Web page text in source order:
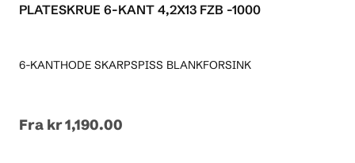
PLATESKRUE 6-KANT 4,2X13 FZB -1000
6-KANTHODE SKARPSPISS BLANKFORSINK
Fra kr 1,190.00